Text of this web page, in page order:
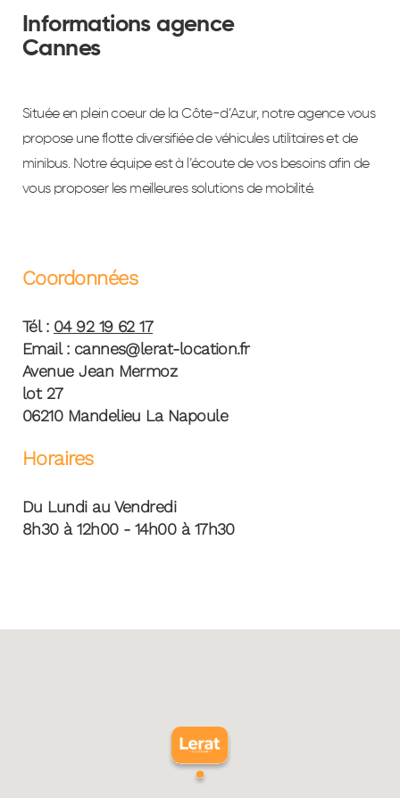
Informations agence
Cannes
Située en plein coeur de la Côte-d’Azur, notre agence vous
propose une flotte diversifiée de véhicules utilitaires et de
minibus. Notre équipe est à l’écoute de vos besoins afin de
vous proposer les meilleures solutions de mobilité.
Coordonnées
Tél : 04 92 19 62 17
Email : cannes@lerat-location.fr
Avenue Jean Mermoz
lot 27
06210 Mandelieu La Napoule
Horaires
Du Lundi au Vendredi
8h30 à 12h00 - 14h00 à 17h30